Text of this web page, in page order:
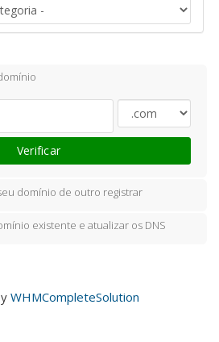
Verificar
domínio de outro registrar
existente e atualizar os DNS
WHMCompleteSolution